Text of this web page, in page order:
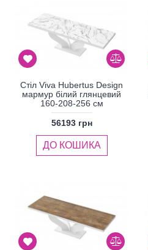
Стіл Viva Hubertus Design
мармур білий глянцевий
160-208-256 см
56193 грн
ДО КОШИКА